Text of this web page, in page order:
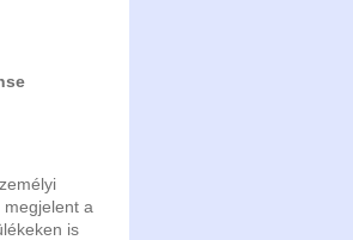
a
is